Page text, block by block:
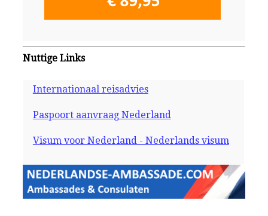
Nuttige Links
Internationaal reisadvies
Paspoort aanvraag Nederland
Visum voor Nederland - Nederlands visum